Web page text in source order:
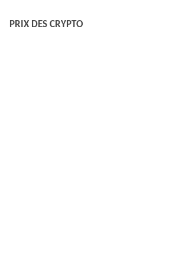
PRIX DES CRYPTO